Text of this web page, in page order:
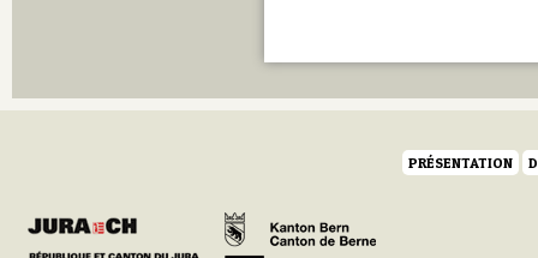
PRÉSENTATION